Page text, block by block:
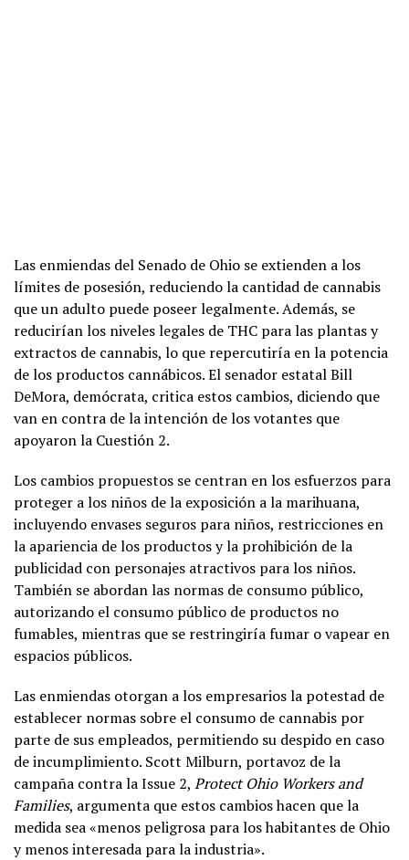
Las enmiendas del Senado de Ohio se extienden a los
límites de posesión, reduciendo la cantidad de cannabis
que un adulto puede poseer legalmente. Además, se
reducirían los niveles legales de THC para las plantas y
extractos de cannabis, lo que repercutiría en la potencia
de los productos cannábicos. El senador estatal Bill
DeMora, demócrata, critica estos cambios, diciendo que
van en contra de la intención de los votantes que
apoyaron la Cuestión 2.
Los cambios propuestos se centran en los esfuerzos para
proteger a los niños de la exposición a la marihuana,
incluyendo envases seguros para niños, restricciones en
la apariencia de los productos y la prohibición de la
publicidad con personajes atractivos para los niños.
También se abordan las normas de consumo público,
autorizando el consumo público de productos no
fumables, mientras que se restringiría fumar o vapear en
espacios públicos.
Las enmiendas otorgan a los empresarios la potestad de
establecer normas sobre el consumo de cannabis por
parte de sus empleados, permitiendo su despido en caso
de incumplimiento. Scott Milburn, portavoz de la
campaña contra la Issue 2, Protect Ohio Workers and
Families, argumenta que estos cambios hacen que la
medida sea «menos peligrosa para los habitantes de Ohio
y menos interesada para la industria».